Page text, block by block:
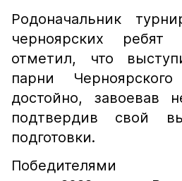
Родоначальник
черноярских ребят
отметил, что
парни
достойно, завоевав
подтвердив свой
подготовки.
Победителями